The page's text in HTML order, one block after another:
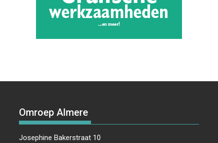
Omroep Almere
Josephine Bakerstraat 10